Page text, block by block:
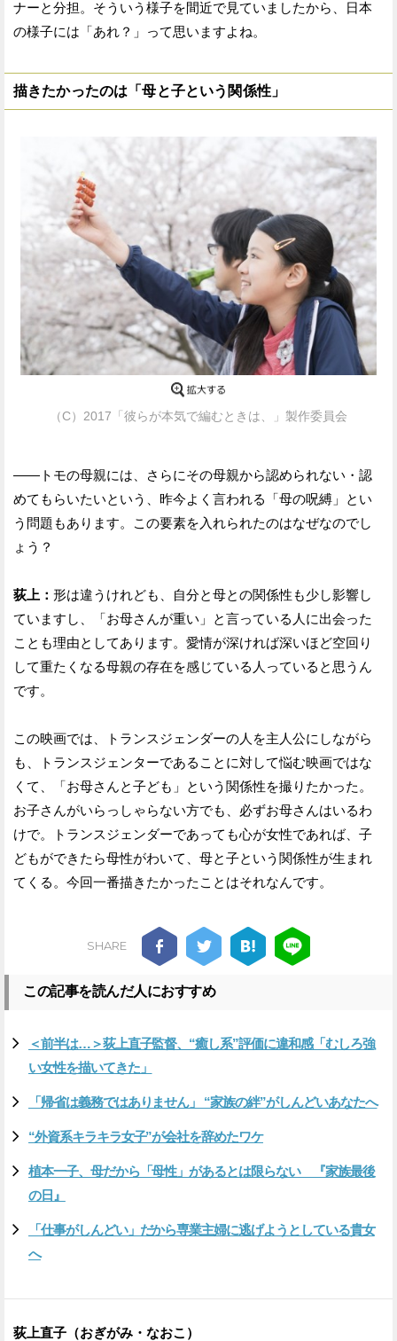
ナーと分担。そういう様子を間近で見ていましたから、日本
の様子には「あれ？」って思いますよね。
描きたかったのは「母と子という関係性」
（C）2017「彼らが本気で編むときは、」製作委員会
——トモの母親には、さらにその母親から認められない・認
めてもらいたいという、昨今よく言われる「母の呪縛」とい
う問題もあります。この要素を入れられたのはなぜなのでし
ょう？
荻上： 形は違うけれども、自分と母との関係性も少し影響し
ていますし、「お母さんが重い」と言っている人に出会った
ことも理由としてあります。愛情が深ければ深いほど空回り
して重たくなる母親の存在を感じている人っていると思うん
です。
この映画では、トランスジェンダーの人を主人公にしながら
も、トランスジェンターであることに対して悩む映画ではな
くて、「お母さんと子ども」という関係性を撮りたかった。
お子さんがいらっしゃらない方でも、必ずお母さんはいるわ
けで。トランスジェンダーであっても心が女性であれば、子
どもができたら母性がわいて、母と子という関係性が生まれ
てくる。今回一番描きたかったことはそれなんです。
SHARE
この記事を読んだ人におすすめ
＜前半は…＞荻上直子監督、“癒し系”評価に違和感「むしろ強
い女性を描いてきた」
「帰省は義務ではありません」 “家族の絆”がしんどいあなたへ
“外資系キラキラ女子”が会社を辞めたワケ
植本一子、母だから「母性」があるとは限らない 『家族最後
の日』
「仕事がしんどい」だから専業主婦に逃げようとしている貴女
へ
荻上直子（おぎがみ・なおこ）